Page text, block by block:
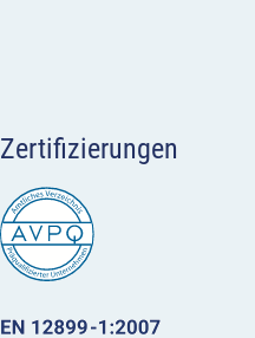
Zertifizierungen